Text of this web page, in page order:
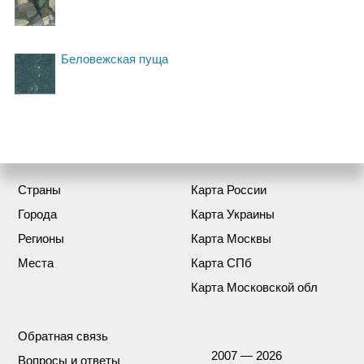
Беловежская пуща
Страны
Города
Регионы
Места
Карта России
Карта Украины
Карта Москвы
Карта СПб
Карта Московской обл
Обратная связь
Вопросы и ответы
2007 — 2026